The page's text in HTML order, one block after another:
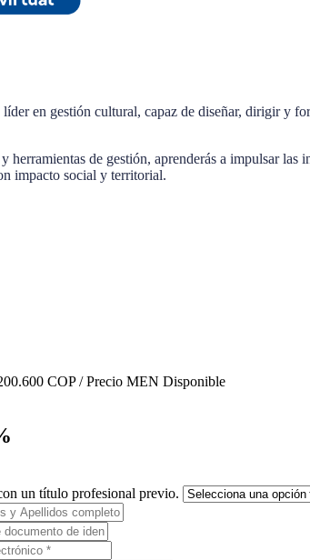
en gestión cultural, capaz de diseñar, dirigir y
de gestión, aprenderás a impulsar
impacto social y territorial.
COP / Precio MEN Disponible
un título profesional previo.